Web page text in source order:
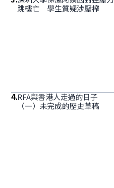
跳樓亡 學生質疑涉壓榨
4.RFA與香港人走過的日子
（一）未完成的歷史草稿